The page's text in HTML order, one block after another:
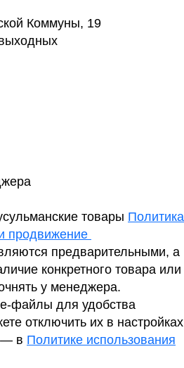
Коммуны, 19
товары
продвижение
предварительными, а
конкретного товара или
у менеджера.
файлы для удобства
отключить их в настройках
— в Политике использования